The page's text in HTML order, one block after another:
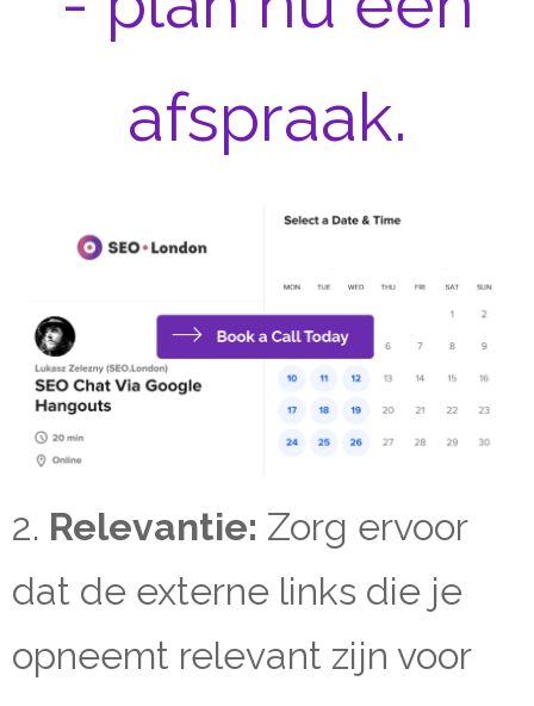
afspraak.
2. Relevantie: Zorg ervoor
dat de externe links die je
opneemt relevant zijn voor